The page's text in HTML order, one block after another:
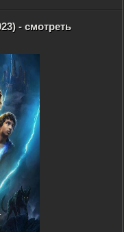
- смотреть